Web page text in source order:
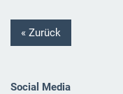
« Zurück
Social Media